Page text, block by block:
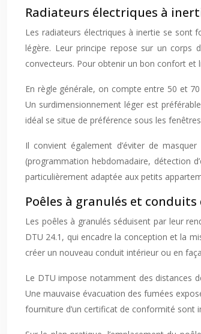
Radiateurs électriques à
Les radiateurs électriques à inertie se sont
légère. Leur principe repose sur un corps
convecteurs. Pour obtenir un bon confort et
En règle générale, on compte entre 50 et
Un surdimensionnement léger est
idéal se situe de préférence sous les
Il convient également d’éviter de
(programmation hebdomadaire, détection
particulièrement adaptée aux petits
Poêles à granulés et
Les poêles à granulés séduisent par leur
DTU 24.1, qui encadre la conception et la
créer un nouveau conduit intérieur ou en
Le DTU impose notamment des distances
Une mauvaise évacuation des fumées
fourniture d’un certificat de conformité sont